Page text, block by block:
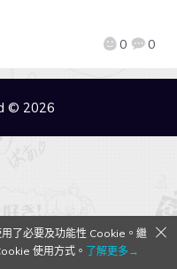
0 0
© 2026
了必要及功能性 Cookie。繼
使用方式。 了解更多→